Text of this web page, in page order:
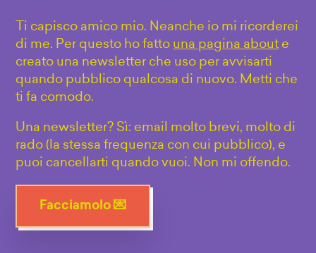
Ti capisco amico mio. Neanche io mi ricorderei
di me. Per questo ho fatto una pagina about e
creato una newsletter che uso per avvisarti
quando pubblico qualcosa di nuovo. Metti che
ti fa comodo.
Una newsletter? Sì: email molto brevi, molto di
rado (la stessa frequenza con cui pubblico), e
puoi cancellarti quando vuoi. Non mi offendo.
Facciamolo 💌